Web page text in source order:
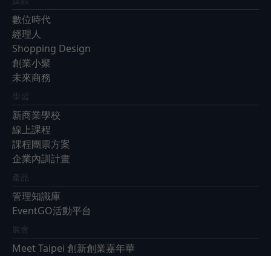
數位時代
經理人
Shopping Design
創業小聚
未來商務
學習
新商業學校
線上課程
課程團票方案
企業內訓計畫
產品
管理知識庫
EventGO活動平台
展會
Meet Taipei 創新創業嘉年華